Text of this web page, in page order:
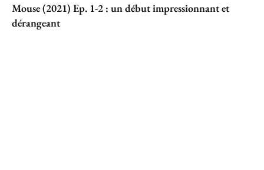
Mouse (2021) Ep. 1-2 : un début impressionnant et
dérangeant